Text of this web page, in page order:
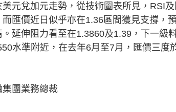
兌加元走勢，從技術圖表所見，RSI及
而匯價近日似乎亦在1.36區間獲見支撐，
。延伸阻力看至在1.3860及1.39，下一級
水準附近，在去年6月至7月，匯價三度
集團業務總裁